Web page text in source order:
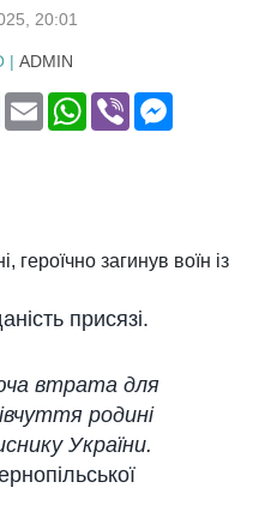
20:01
| ADMIN
TwitterEmail WhatsApp
Viber
загинув воїн із
присязі.
втрата для
родині
України.